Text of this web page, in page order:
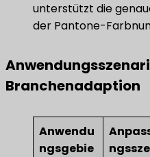
unterstützt die
der Pantone-
Branchenadaption
Anwendu
ngsgebie